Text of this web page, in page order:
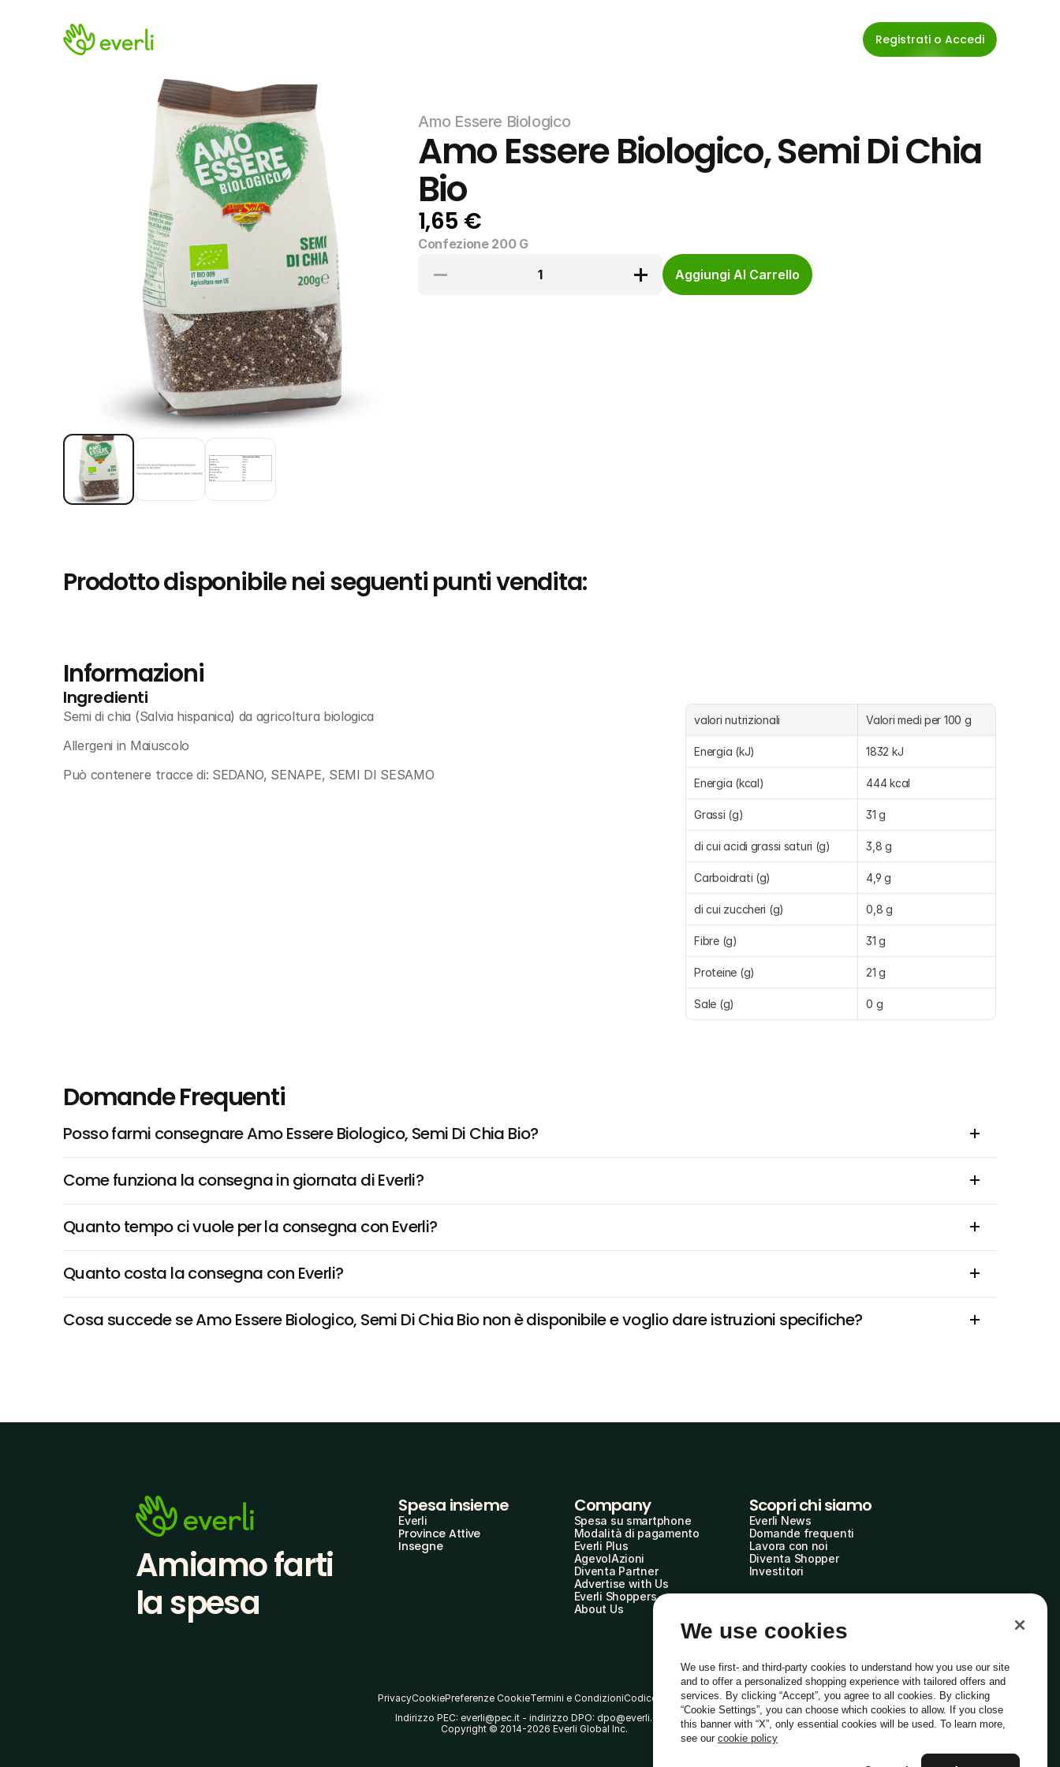
Registrati o Accedi
Amo Essere Biologico
Amo Essere Biologico, Semi Di Chia
Bio
1,65 €
Confezione 200 G
1
Aggiungi Al Carrello
Prodotto disponibile nei seguenti punti vendita:
Informazioni
Ingredienti
Semi di chia (Salvia hispanica) da agricoltura biologica
Allergeni in Maiuscolo
Può contenere tracce di: SEDANO, SENAPE, SEMI DI SESAMO
valori nutrizionali Valori medi per 100 g
Energia (kJ) 1832 kJ
Energia (kcal) 444 kcal
Grassi (g) 31 g
di cui acidi grassi saturi (g) 3,8 g
Carboidrati (g) 4,9 g
di cui zuccheri (g) 0,8 g
Fibre (g) 31 g
Proteine (g) 21 g
Sale (g) 0 g
Domande Frequenti
Posso farmi consegnare Amo Essere Biologico, Semi Di Chia Bio?
Come funziona la consegna in giornata di Everli?
Quanto tempo ci vuole per la consegna con Everli?
Quanto costa la consegna con Everli?
Cosa succede se Amo Essere Biologico, Semi Di Chia Bio non è disponibile e voglio dare istruzioni specifiche?
Amiamo farti
la spesa
Spesa insieme
Everli
Province Attive
Insegne
Company
Spesa su smartphone
Modalità di pagamento
Everli Plus
AgevolAzioni
Diventa Partner
Advertise with Us
Everli Shoppers
About Us
Scopri chi siamo
Everli News
Domande frequenti
Lavora con noi
Diventa Shopper
Investitori
PrivacyCookiePreferenze CookieTermini e CondizioniCodice Etico
Indirizzo PEC: everli@pec.it - indirizzo DPO: dpo@everli.com
Copyright © 2014-2026 Everli Global Inc.
Italiano
We use cookies
We use first- and third-party cookies to understand how you use our site
and to offer a personalized shopping experience with tailored offers and
services. By clicking “Accept”, you agree to all cookies. By clicking
“Cookie Settings”, you can choose which cookies to allow. If you close
this banner with “X”, only essential cookies will be used. To learn more,
see our cookie policy